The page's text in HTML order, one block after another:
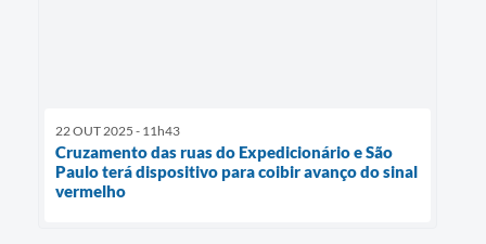
22 OUT 2025 - 11h43
Cruzamento das ruas do Expedicionário e São
Paulo terá dispositivo para coibir avanço do sinal
vermelho